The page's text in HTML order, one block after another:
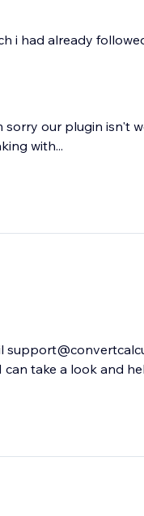
i had already
sorry our plugin isn't
with...
take a look and